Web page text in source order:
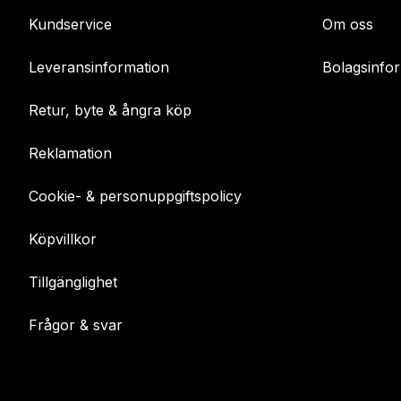
Kundservice
Leveransinformation
Retur, byte & ångra köp
Reklamation
Cookie- & personuppgiftspolicy
Köpvillkor
Tillgänglighet
Frågor & svar
Om oss